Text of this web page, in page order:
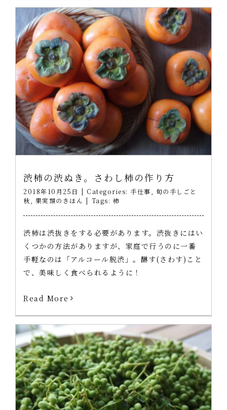
渋柿の渋ぬき。さわし柿の作り方
2018年10月25日 | Categories: 手仕事
旬の手しごと
秋
果実類のきほん | Tags: 柿
渋柿は渋抜きをする必要があります。渋抜きにはい
くつかの方法がありますが、家庭で行うのに一番
手軽なのは「アルコール脱渋」。醂す(さわす)こと
で、美味しく食べられるように！
Read More